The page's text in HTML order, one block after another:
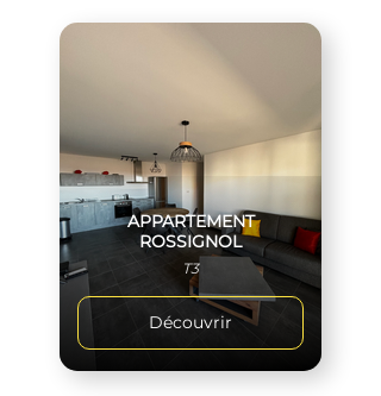
APPARTEMENT
ROSSIGNOL
T3
Découvrir